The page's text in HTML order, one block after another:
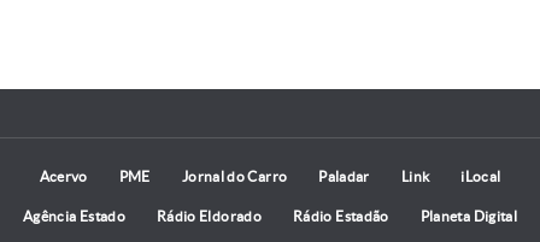
Acervo PME Jornal do Carro Paladar Link iLocal
Agência Estado Rádio Eldorado Rádio Estadão Planeta Digital